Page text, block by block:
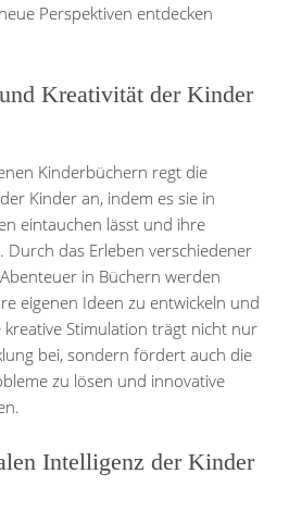
Perspektiven entdecken
Kreativität der Kinder
Kinderbüchern regt die
Kinder an, indem es sie in
eintauchen lässt und ihre
das Erleben verschiedener
in Büchern werden
eigenen Ideen zu entwickeln und
kreative Stimulation trägt nicht nur
bei, sondern fördert auch die
zu lösen und innovative
Intelligenz der Kinder